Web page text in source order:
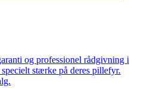
og professionel rådgivning i
stærke på deres pillefyr.